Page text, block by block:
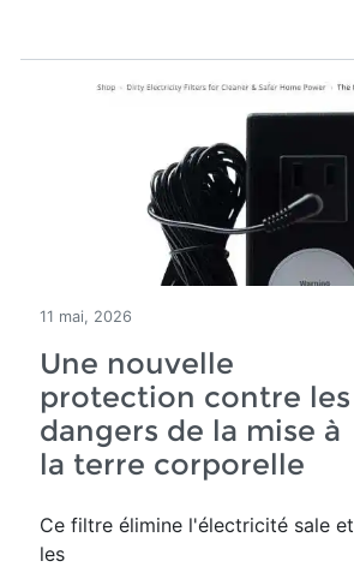
11 mai, 2026
Une nouvelle
protection contre les
dangers de la mise à
la terre corporelle
Ce filtre élimine l'électricité sale et
les